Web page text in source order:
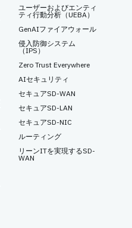
ユーザーおよびエンティ
ティ行動分析（UEBA）
GenAIファイアウォール
侵入防御システム
（IPS）
Zero Trust Everywhere
AIセキュリティ
セキュアSD-WAN
セキュアSD-LAN
セキュアSD-NIC
ルーティング
リーンITを実現するSD-
WAN